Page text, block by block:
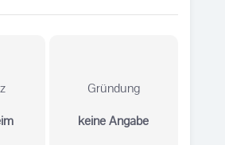
Gründung
keine Angabe